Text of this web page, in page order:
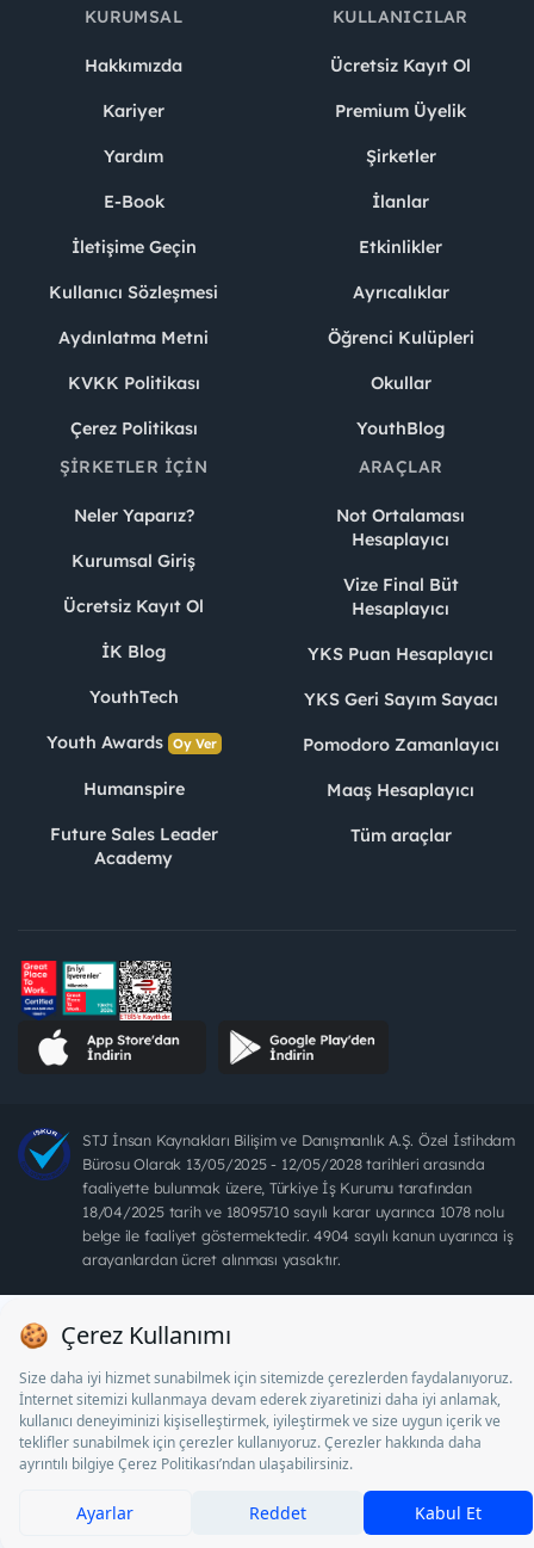
KURUMSAL
Hakkımızda
Kariyer
Yardım
E-Book
İletişime Geçin
Kullanıcı Sözleşmesi
Aydınlatma Metni
KVKK Politikası
Çerez Politikası
KULLANICILAR
Ücretsiz Kayıt Ol
Premium Üyelik
Şirketler
İlanlar
Etkinlikler
Ayrıcalıklar
Öğrenci Kulüpleri
Okullar
YouthBlog
ŞIRKETLER İÇIN
Neler Yaparız?
Kurumsal Giriş
Ücretsiz Kayıt Ol
İK Blog
YouthTech
Youth Awards Oy Ver
Humanspire
Future Sales Leader
Academy
ARAÇLAR
Not Ortalaması
Hesaplayıcı
Vize Final Büt
Hesaplayıcı
YKS Puan Hesaplayıcı
YKS Geri Sayım Sayacı
Pomodoro Zamanlayıcı
Maaş Hesaplayıcı
Tüm araçlar
STJ İnsan Kaynakları Bilişim ve Danışmanlık A.Ş. Özel İstihdam
Bürosu Olarak 13/05/2025 - 12/05/2028 tarihleri arasında
faaliyette bulunmak üzere, Türkiye İş Kurumu tarafından
18/04/2025 tarih ve 18095710 sayılı karar uyarınca 1078 nolu
belge ile faaliyet göstermektedir. 4904 sayılı kanun uyarınca iş
arayanlardan ücret alınması yasaktır.